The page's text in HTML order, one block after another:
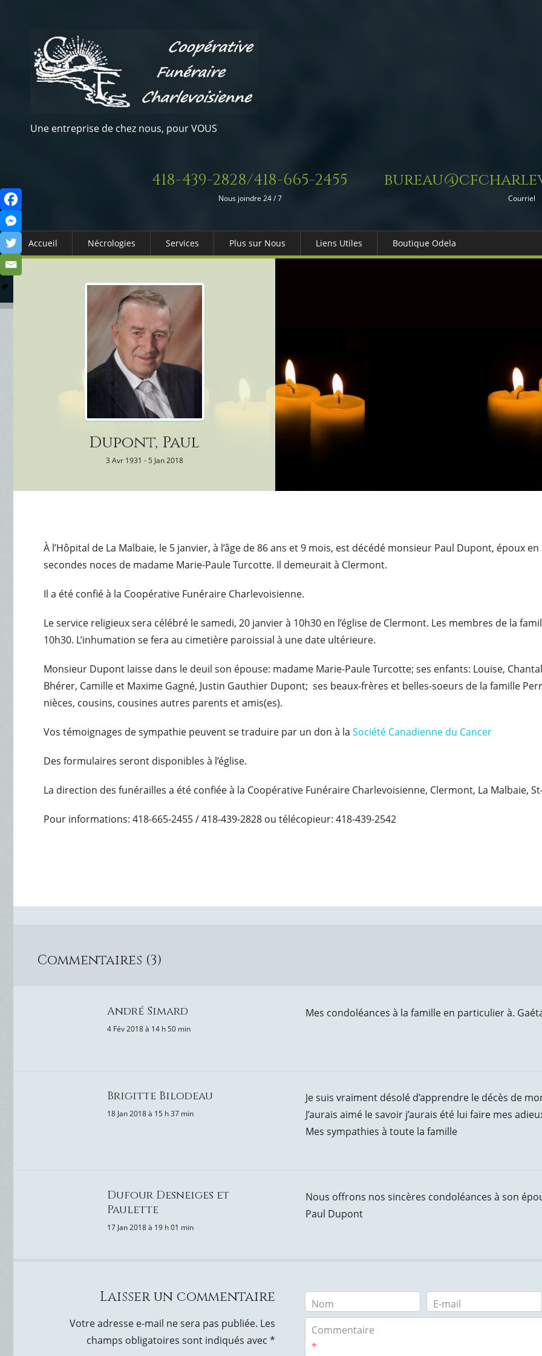
Une entreprise de chez nous, pour VOUS
418-439-2828/418-665-2455
Nous joindre 24 / 7 Courriel
Accueil Nécrologies Services
Columbarium
Services Funéraires
Plus sur Nous Liens Utiles Boutique Odela
Dupont, Paul
3 Avr 1931 - 5 Jan 2018
À l’Hôpital de La Malbaie, le 5 janvier, à l’âge de 86 ans et 9 mois, est décédé monsieur Paul Dupont, époux
secondes noces de madame Marie-Paule Turcotte. Il demeurait à Clermont.
Il a été confié à la Coopérative Funéraire Charlevoisienne.
Le service religieux sera célébré le samedi, 20 janvier à 10h30 en l’église de Clermont. Les membres de la
10h30. L’inhumation se fera au cimetière paroissial à une date ultérieure.
Monsieur Dupont laisse dans le deuil son épouse: madame Marie-Paule Turcotte; ses enfants: Louise,
Bhérer, Camille et Maxime Gagné, Justin Gauthier Dupont; ses beaux-frères et belles-soeurs de la famille
nièces, cousins, cousines autres parents et amis(es).
Vos témoignages de sympathie peuvent se traduire par un don à la Société Canadienne du Cancer
Des formulaires seront disponibles à l’église.
La direction des funérailles a été confiée à la Coopérative Funéraire Charlevoisienne, Clermont, La Malbaie,
Pour informations: 418-665-2455 / 418-439-2828 ou télécopieur: 418-439-2542
Commentaires (3)
André Simard
4 Fév 2018 à 14 h 50 min
Mes condoléances à la famille en particulier à.
Brigitte Bilodeau
18 Jan 2018 à 15 h 37 min
Je suis vraiment désolé d’apprendre le décès de
J’aurais aimé le savoir j’aurais été lui faire mes
Mes sympathies à toute la famille
Dufour Desneiges et
Paulette
17 Jan 2018 à 19 h 01 min
Nous offrons nos sincères condoléances à son
Paul Dupont
Laisser un commentaire
Votre adresse e-mail ne sera pas publiée. Les
champs obligatoires sont indiqués avec *
Nom
E-mail
Commentaire
*